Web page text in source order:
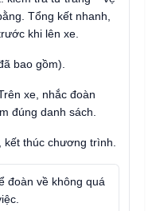
Tổng kết nhanh,
khi lên xe.
bao gồm).
xe, nhắc đoàn
đúng danh sách.
thúc chương trình.
đoàn về không quá